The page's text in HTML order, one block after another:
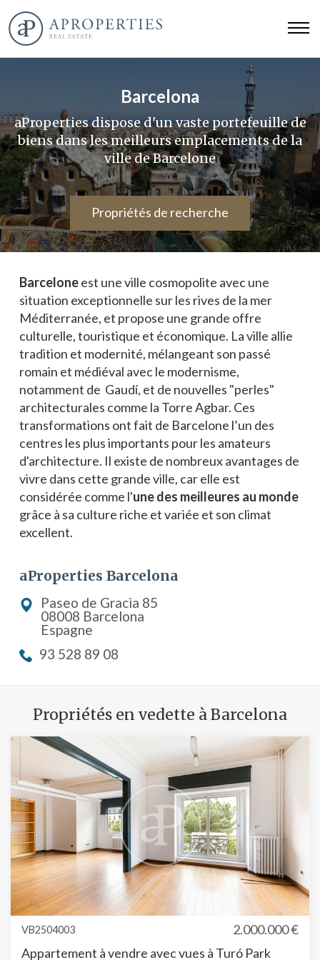
Barcelona
aProperties dispose d'un vaste portefeuille de
biens dans les meilleurs emplacements de la
ville de Barcelone
Propriétés de recherche
Barceloneest une ville cosmopolite avec une
situation exceptionnelle sur les rives de la mer
Méditerranée, et propose une grande offre
culturelle, touristique et économique. La ville allie
tradition et modernité, mélangeant son passé
romain et médiéval avec le modernisme,
notamment de Gaudí, et de nouvelles "perles"
architecturales comme la Torre Agbar. Ces
transformations ont fait de Barcelone l’un des
centres les plus importants pour les amateurs
d'architecture. Il existe de nombreux avantages de
vivre dans cette grande ville, car elle est
considérée comme l'une des meilleures au monde
grâce à sa culture riche et variée et son climat
excellent.
aProperties Barcelona
Paseo de Gracia 85
08008 Barcelona
Espagne
93 528 89 08
Propriétés en vedette à Barcelona
VB2504003
2.000.000 €
Appartement à vendre avec vues à Turó Park